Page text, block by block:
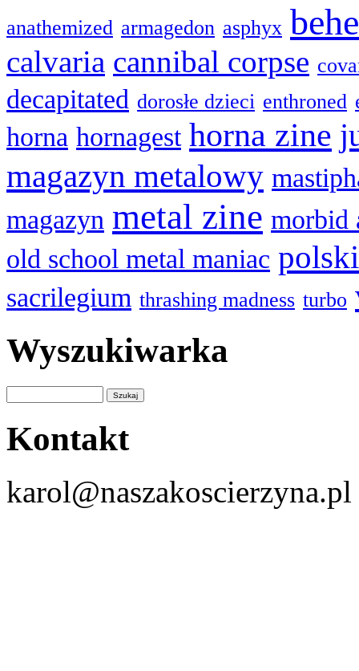
anathemized armagedon asphyx
calvaria cannibal corpse
decapitated dorosłe dzieci enthroned
horna hornagest horna zine
magazyn metalowy
magazyn metal zine morbid
old school metal maniac
sacrilegium thrashing madness turbo
Wyszukiwarka
Kontakt
karol@naszakoscierzyna.pl